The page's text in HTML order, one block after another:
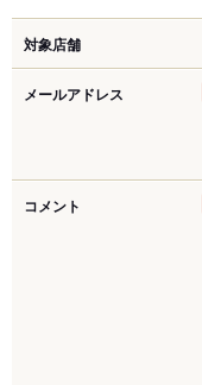
対象店舗
メールアドレス
コメント